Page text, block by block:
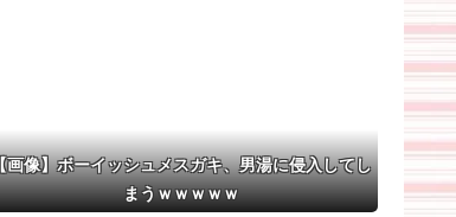
画像】ボーイッシュメスガキ、男湯に侵入してし
まうｗｗｗｗｗ